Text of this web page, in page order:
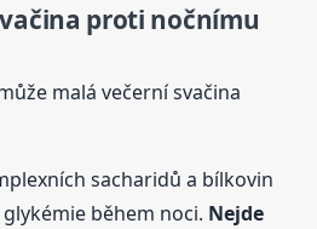
proti nočnímu
malá večerní svačina
sacharidů a bílkovin
během noci. Nejde